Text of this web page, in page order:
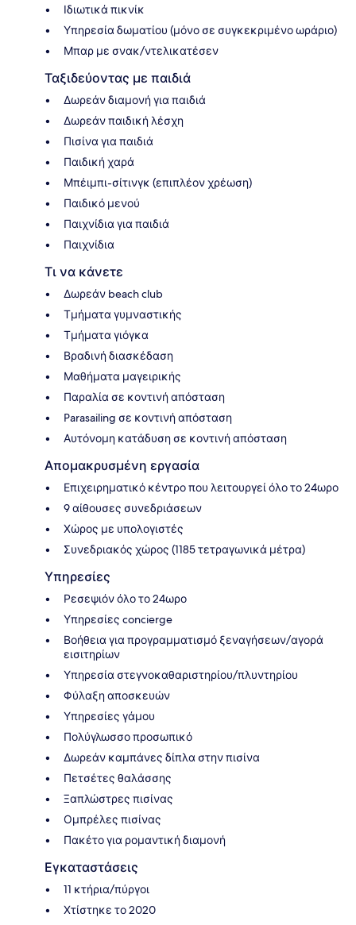
Ιδιωτικά πικνίκ
Υπηρεσία δωματίου (μόνο σε συγκεκριμένο ωράριο)
Μπαρ με σνακ/ντελικατέσεν
Ταξιδεύοντας με παιδιά
Δωρεάν διαμονή για παιδιά
Δωρεάν παιδική λέσχη
Πισίνα για παιδιά
Παιδική χαρά
Μπέιμπι-σίτινγκ (επιπλέον χρέωση)
Παιδικό μενού
Παιχνίδια για παιδιά
Παιχνίδια
Τι να κάνετε
Δωρεάν beach club
Τμήματα γυμναστικής
Τμήματα γιόγκα
Βραδινή διασκέδαση
Μαθήματα μαγειρικής
Παραλία σε κοντινή απόσταση
Parasailing σε κοντινή απόσταση
Αυτόνομη κατάδυση σε κοντινή απόσταση
Απομακρυσμένη εργασία
Επιχειρηματικό κέντρο που λειτουργεί όλο το 24ωρο
9 αίθουσες συνεδριάσεων
Χώρος με υπολογιστές
Συνεδριακός χώρος (1185 τετραγωνικά μέτρα)
Υπηρεσίες
Ρεσεψιόν όλο το 24ωρο
Υπηρεσίες concierge
Βοήθεια για προγραμματισμό ξεναγήσεων/αγορά
εισιτηρίων
Υπηρεσία στεγνοκαθαριστηρίου/πλυντηρίου
Φύλαξη αποσκευών
Υπηρεσίες γάμου
Πολύγλωσσο προσωπικό
Δωρεάν καμπάνες δίπλα στην πισίνα
Πετσέτες θαλάσσης
Ξαπλώστρες πισίνας
Ομπρέλες πισίνας
Πακέτο για ρομαντική διαμονή
Εγκαταστάσεις
11 κτήρια/πύργοι
Χτίστηκε το 2020